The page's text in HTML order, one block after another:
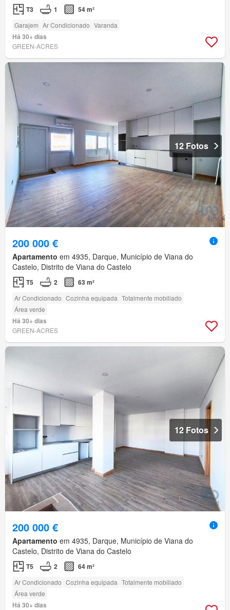
T3 1 54 m²
Garajem Ar Condicionado Varanda
Há 30+ dias
GREEN-ACRES
12 Fotos
200 000 €
Apartamento em 4935, Darque, Município de Viana do
Castelo, Distrito de Viana do Castelo
T5 2 63 m²
Ar Condicionado Cozinha equipada Totalmente mobiliado
Área verde
Há 30+ dias
GREEN-ACRES
12 Fotos
200 000 €
Apartamento em 4935, Darque, Município de Viana do
Castelo, Distrito de Viana do Castelo
T5 2 64 m²
Ar Condicionado Cozinha equipada Totalmente mobiliado
Área verde
Há 30+ dias